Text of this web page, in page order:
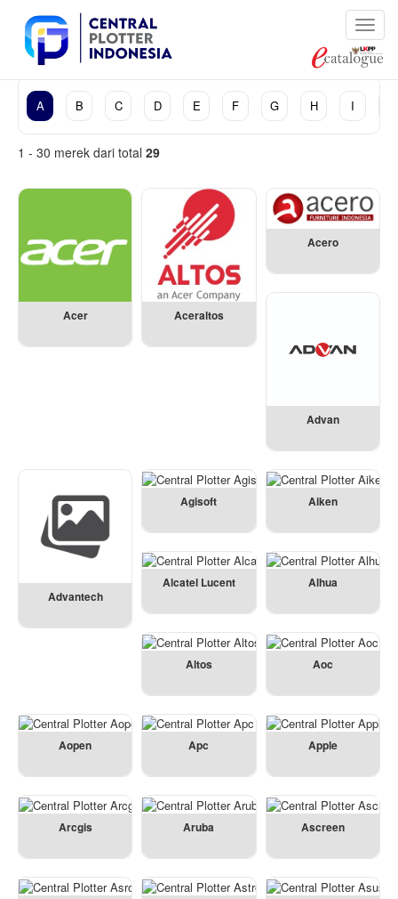
A B C D E F G H I
1 - 30 merek dari total 29
Acer Aceraltos
Acero
Advan
Advantech
Agisoft Aiken
Alcatel Lucent Alhua
Altos Aoc
Aopen Apc Apple
Arcgis Aruba Ascreen